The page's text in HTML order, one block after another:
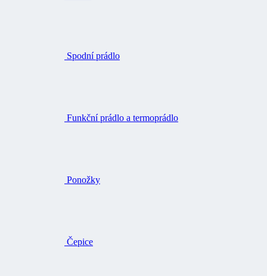
Spodní prádlo
Funkční prádlo a termoprádlo
Ponožky
Čepice